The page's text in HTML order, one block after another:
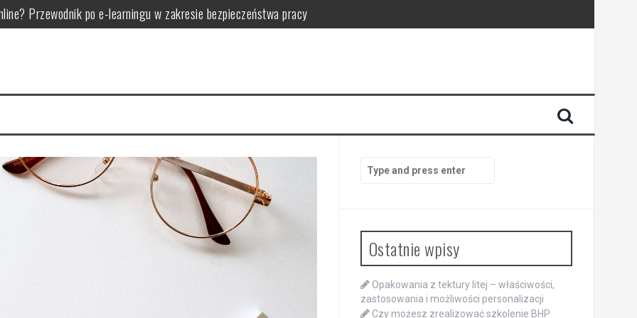
Przewodnik po e-learningu w zakresie bezpieczeństwa pracy
i zasadami minimalizmu
skuteczną analizę zużycia energii
kryteria i rodzaje
Search
for:
Ostatnie wpisy
Opakowania z tektury litej – właściwości,
zastosowania i możliwości personalizacji
Czy możesz zrealizować szkolenie BHP